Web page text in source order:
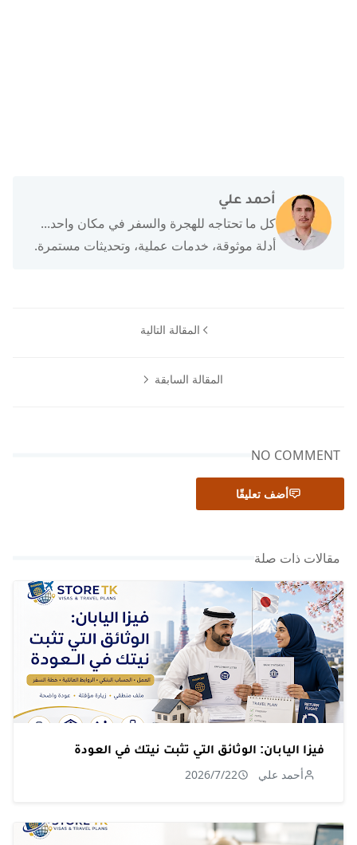
أحمد علي
كل ما تحتاجه للهجرة والسفر في مكان واحد...
أدلة موثوقة، خدمات عملية، وتحديثات مستمرة.
المقالة التالية
المقالة السابقة
NO COMMENT
أضف تعليقًا
مقالات ذات صلة
فيزا اليابان: الوثائق التي تثبت نيتك في العودة
أحمد علي 2026/7/22